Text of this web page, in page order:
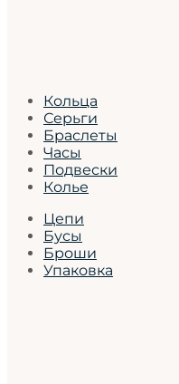
Кольца
Серьги
Браслеты
Часы
Подвески
Колье
Цепи
Бусы
Броши
Упаковка